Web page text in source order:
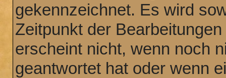
gekennzeichnet. Es wird
Zeitpunkt der
erscheint nicht, wenn noch
geantwortet hat oder wenn